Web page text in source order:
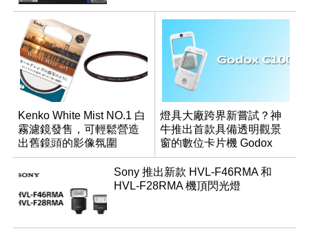
Kenko White Mist NO.1 白
霧濾鏡發售，可輕鬆營造
出舊鏡頭的影像氛圍
燈具大廠跨界新嘗試？神
牛推出首款具備透明觀景
窗的數位卡片機 Godox
C100
Sony 推出新款 HVL-F46RMA 和
HVL-F28RMA 機頂閃光燈